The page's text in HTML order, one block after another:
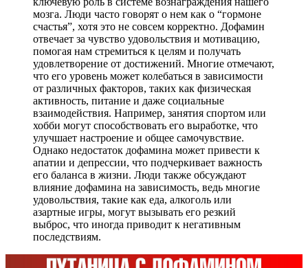
мозга. Люди часто говорят о нем как о “гормоне
счастья”, хотя это не совсем корректно. Дофамин
отвечает за чувство удовольствия и мотивацию,
помогая нам стремиться к целям и получать
удовлетворение от достижений. Многие отмечают,
что его уровень может колебаться в зависимости
от различных факторов, таких как физическая
активность, питание и даже социальные
взаимодействия. Например, занятия спортом или
хобби могут способствовать его выработке, что
улучшает настроение и общее самочувствие.
Однако недостаток дофамина может привести к
апатии и депрессии, что подчеркивает важность
его баланса в жизни. Люди также обсуждают
влияние дофамина на зависимость, ведь многие
удовольствия, такие как еда, алкоголь или
азартные игры, могут вызывать его резкий
выброс, что иногда приводит к негативным
последствиям.